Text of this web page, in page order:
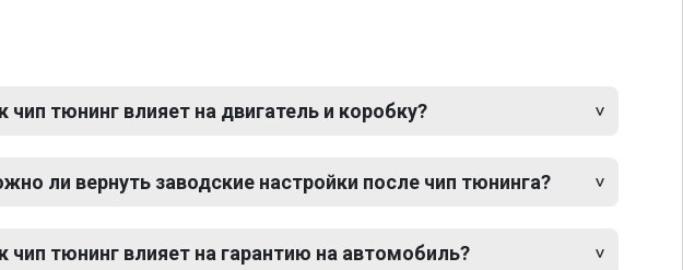
чип тюнинг влияет на двигатель и коробку?
ли вернуть заводские настройки после чип тюнинга?
чип тюнинг влияет на гарантию на автомобиль?